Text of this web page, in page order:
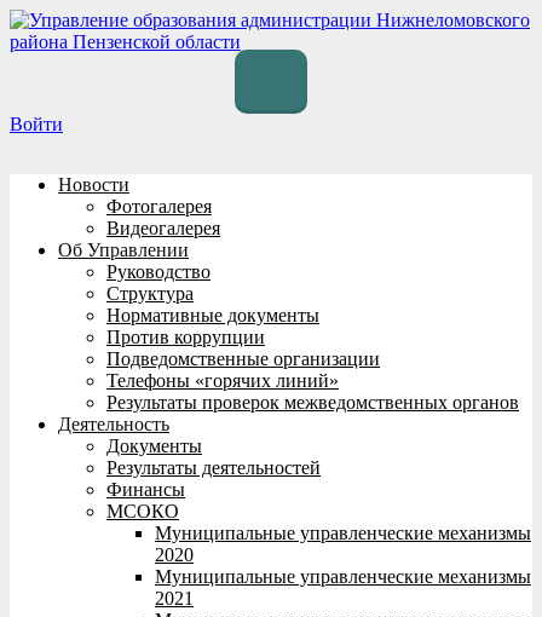
Перейти
к
Войти
Новости
Фотогалерея
Видеогалерея
Об Управлении
Руководство
Структура
Нормативные документы
Против коррупции
Подведомственные организации
Телефоны «горячих линий»
Результаты проверок межведомственных органов
Деятельность
Документы
Результаты деятельностей
Финансы
МСОКО
Муниципальные управленческие механизмы
2020
Муниципальные управленческие механизмы
2021